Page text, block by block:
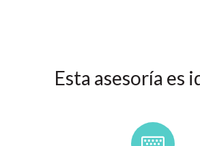
Esta asesoría es